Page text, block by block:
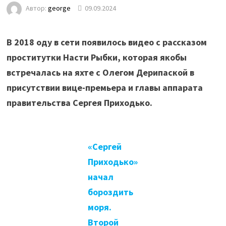
Автор: george 09.09.2024
В 2018 оду в сети появилось видео с рассказом
проститутки Насти Рыбки, которая якобы
встречалась на яхте с Олегом Дерипаской в
присутствии вице-премьера и главы аппарата
правительства Сергея Приходько.
«Сергей
Приходько»
начал
бороздить
моря.
Второй